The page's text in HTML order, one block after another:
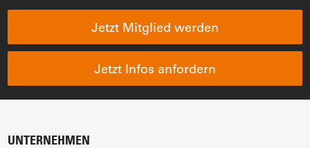
Jetzt Mitglied werden
Jetzt Infos anfordern
UNTERNEHMEN